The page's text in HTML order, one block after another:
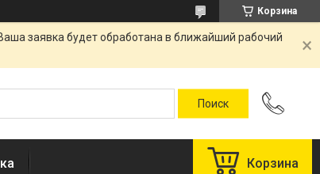
Корзина
заявка будет обработана в ближайший рабочий
Корзина